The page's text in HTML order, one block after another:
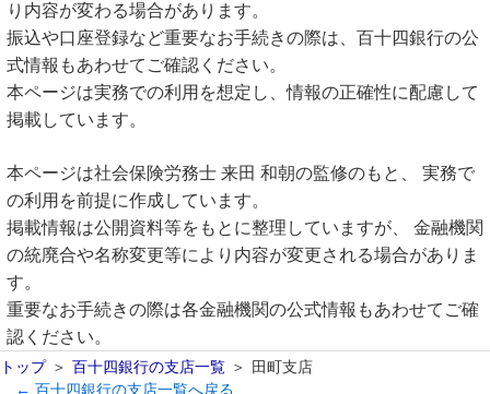
り内容が変わる場合があります。
振込や口座登録など重要なお手続きの際は、百十四銀行の公
式情報もあわせてご確認ください。
本ページは実務での利用を想定し、情報の正確性に配慮して
掲載しています。
本ページは社会保険労務士 来田 和朝の監修のもと、 実務で
の利用を前提に作成しています。
掲載情報は公開資料等をもとに整理していますが、 金融機関
の統廃合や名称変更等により内容が変更される場合がありま
す。
重要なお手続きの際は各金融機関の公式情報もあわせてご確
認ください。
トップ 百十四銀行の支店一覧
田町支店
← 百十四銀行の支店一覧へ戻る